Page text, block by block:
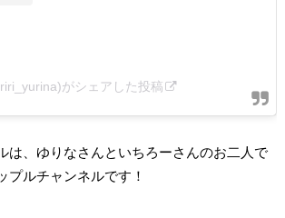
がシェアした投稿
は、ゆりなさんといちろーさんのお二人で
プルチャンネルです！